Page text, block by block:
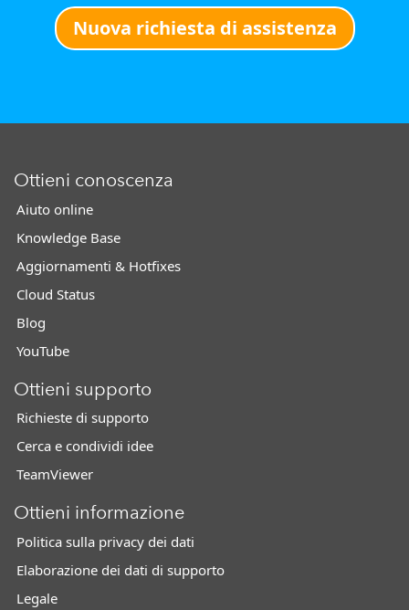
Nuova richiesta di assistenza
Ottieni conoscenza
Aiuto online
Knowledge Base
Aggiornamenti & Hotfixes
Cloud Status
Blog
YouTube
Ottieni supporto
Richieste di supporto
Cerca e condividi idee
TeamViewer
Ottieni informazione
Politica sulla privacy dei dati
Elaborazione dei dati di supporto
Legale